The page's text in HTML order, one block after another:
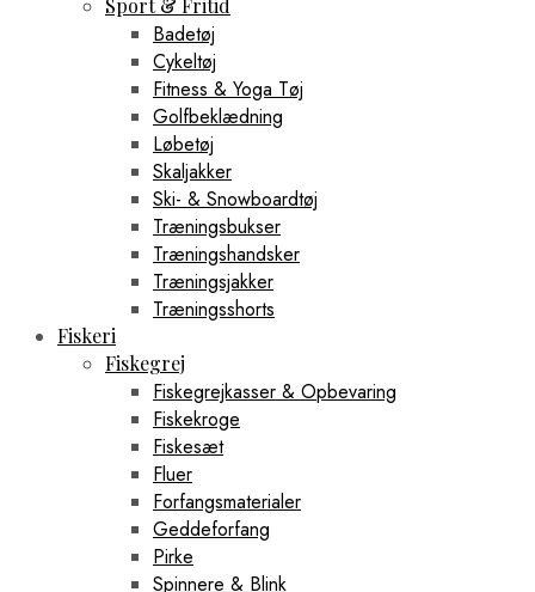
Sport & Fritid
Badetøj
Cykeltøj
Fitness & Yoga Tøj
Golfbeklædning
Løbetøj
Skaljakker
Ski- & Snowboardtøj
Træningsbukser
Træningshandsker
Træningsjakker
Træningsshorts
Fiskeri
Fiskegrej
Fiskegrejkasser & Opbevaring
Fiskekroge
Fiskesæt
Fluer
Forfangsmaterialer
Geddeforfang
Pirke
Spinnere & Blink